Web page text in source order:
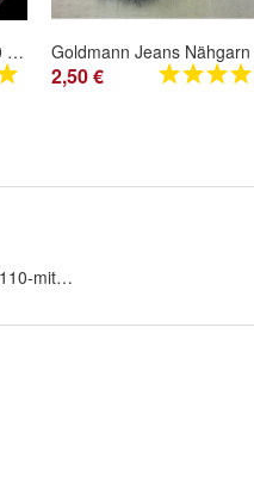
Goldmann Nähgarn Nr. 100 Allesnäher Farb Nr. 615-717 200 m Spule
2,50 €
mittelkhaki, 115-